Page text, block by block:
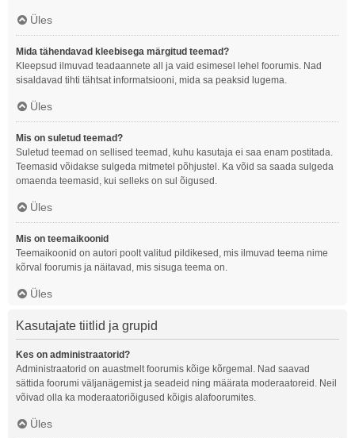
Üles
Mida tähendavad kleebisega märgitud teemad?
Kleepsud ilmuvad teadaannete all ja vaid esimesel lehel foorumis. Nad
sisaldavad tihti tähtsat informatsiooni, mida sa peaksid lugema.
Üles
Mis on suletud teemad?
Suletud teemad on sellised teemad, kuhu kasutaja ei saa enam postitada.
Teemasid võidakse sulgeda mitmetel põhjustel. Ka võid sa saada sulgeda
omaenda teemasid, kui selleks on sul õigused.
Üles
Mis on teemaikoonid
Teemaikoonid on autori poolt valitud pildikesed, mis ilmuvad teema nime
kõrval foorumis ja näitavad, mis sisuga teema on.
Üles
Kasutajate tiitlid ja grupid
Kes on administraatorid?
Administraatorid on auastmelt foorumis kõige kõrgemal. Nad saavad
sättida foorumi väljanägemist ja seadeid ning määrata moderaatoreid. Neil
võivad olla ka moderaatoriõigused kõigis alafoorumites.
Üles